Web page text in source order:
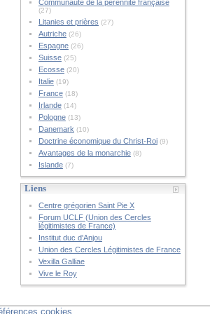
Communauté de la pérennité française
(27)
Litanies et prières (27)
Autriche(26)
Espagne(26)
Suisse(25)
Ecosse(20)
Italie(19)
France(18)
Irlande(14)
Pologne(13)
Danemark (10)
Doctrine économique du Christ-Roi(9)
Avantages de la monarchie(8)
Islande(7)
Liens
Centre grégorien Saint Pie X
Forum UCLF (Union des Cercles
légitimistes de France)
Institut duc d'Anjou
Union des Cercles Légitimistes de France
Vexilla Galliae
Vive le Roy
cookies